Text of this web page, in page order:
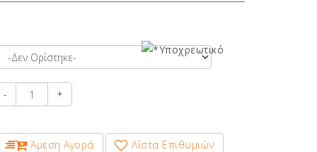
- +
Άμεση Αγορά Λίστα Επιθυμιών